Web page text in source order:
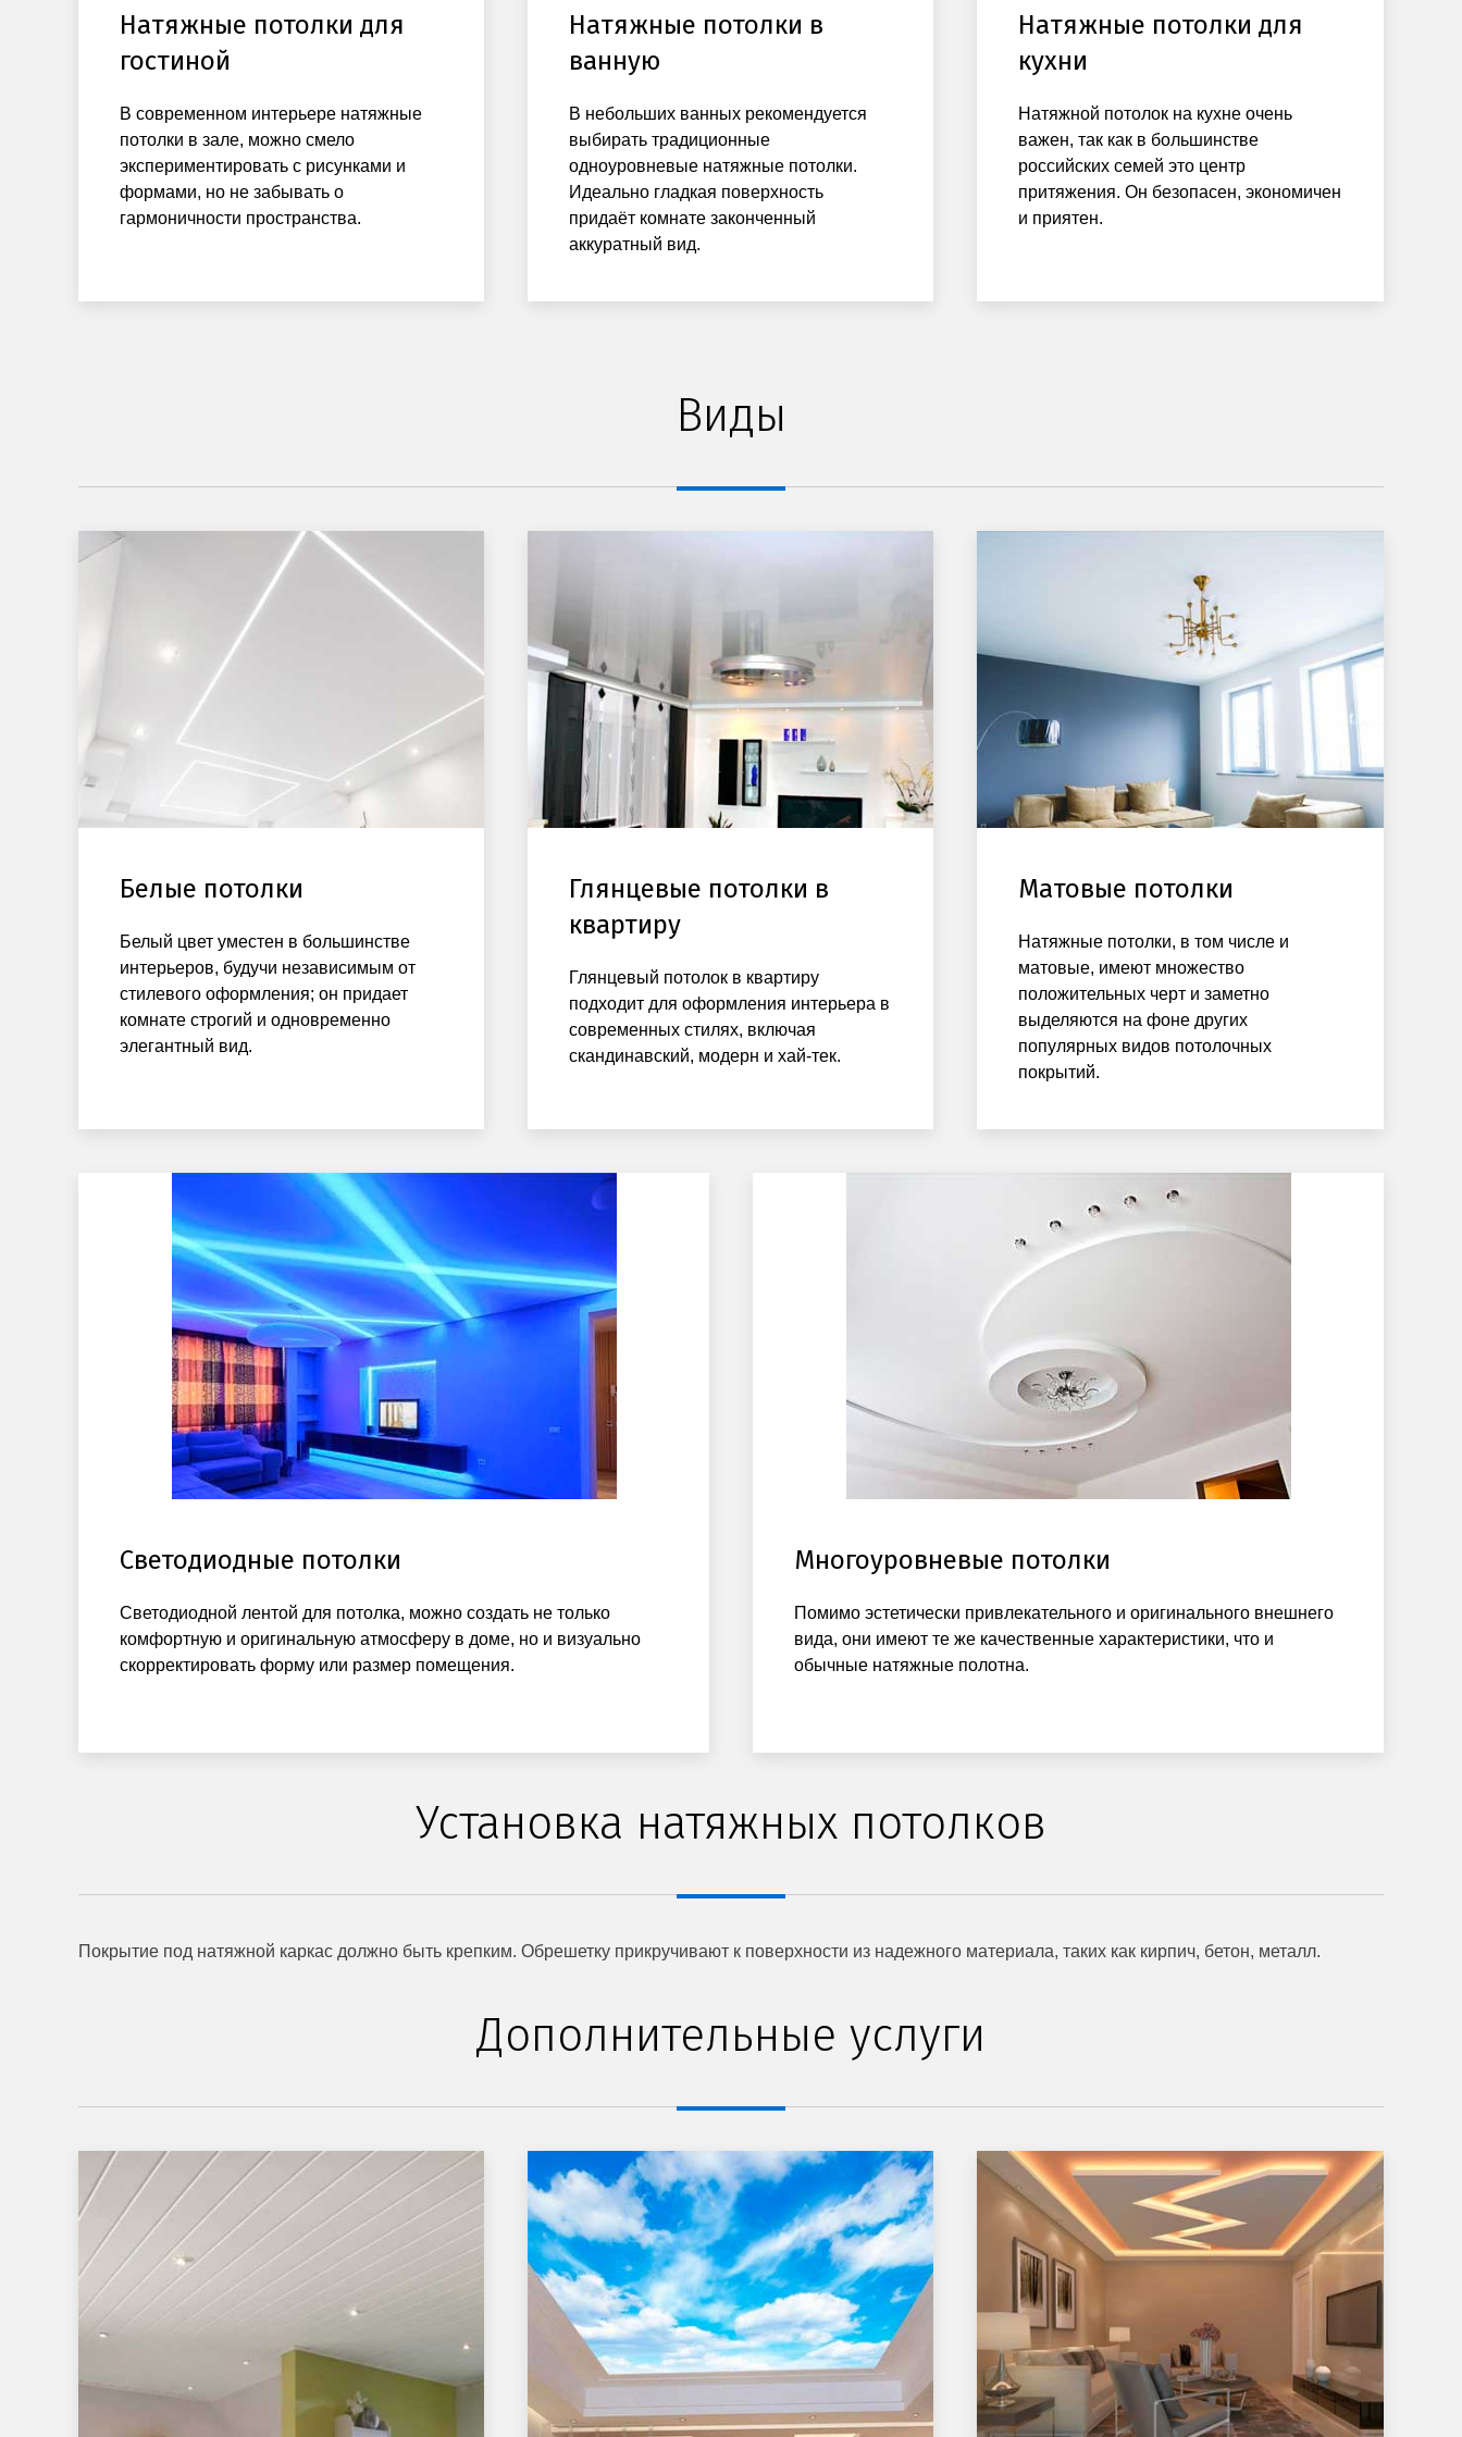
Натяжные потолки для
гостиной
В современном интерьере натяжные
потолки в зале, можно смело
экспериментировать с рисунками и
формами, но не забывать о
гармоничности пространства.
Натяжные потолки в
ванную
В небольших ванных рекомендуется
выбирать традиционные
одноуровневые натяжные потолки.
Идеально гладкая поверхность
придаёт комнате законченный
аккуратный вид.
Натяжные потолки для
кухни
Натяжной потолок на кухне очень
важен, так как в большинстве
российских семей это центр
притяжения. Он безопасен, экономичен
и приятен.
Виды
Белые потолки
Белый цвет уместен в большинстве
интерьеров, будучи независимым от
стилевого оформления; он придает
комнате строгий и одновременно
элегантный вид.
Глянцевые потолки в
квартиру
Глянцевый потолок в квартиру
подходит для оформления интерьера в
современных стилях, включая
скандинавский, модерн и хай-тек.
Матовые потолки
Натяжные потолки, в том числе и
матовые, имеют множество
положительных черт и заметно
выделяются на фоне других
популярных видов потолочных
покрытий.
Светодиодные потолки
Светодиодной лентой для потолка, можно создать не только
комфортную и оригинальную атмосферу в доме, но и визуально
скорректировать форму или размер помещения.
Многоуровневые потолки
Помимо эстетически привлекательного и оригинального внешнего
вида, они имеют те же качественные характеристики, что и
обычные натяжные полотна.
Установка натяжных потолков
Покрытие под натяжной каркас должно быть крепким. Обрешетку прикручивают к поверхности из надежного материала, таких как кирпич, бетон, металл.
Дополнительные услуги